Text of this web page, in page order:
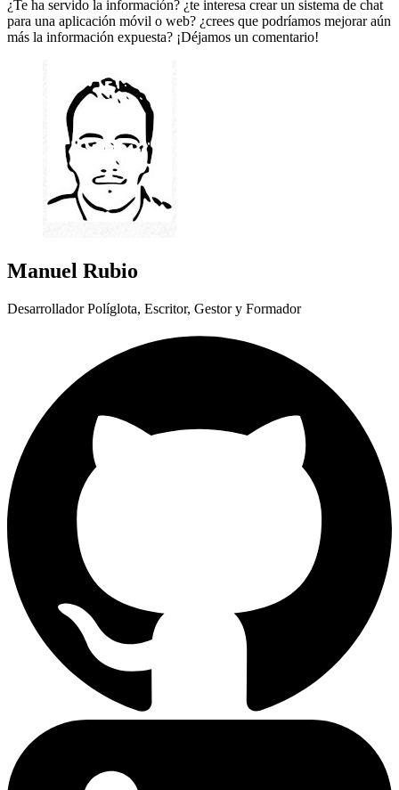
¿Te ha servido la información? ¿te interesa crear un sistema de chat
para una aplicación móvil o web? ¿crees que podríamos mejorar aún
más la información expuesta? ¡Déjamos un comentario!
Manuel Rubio
Desarrollador Políglota, Escritor, Gestor y Formador